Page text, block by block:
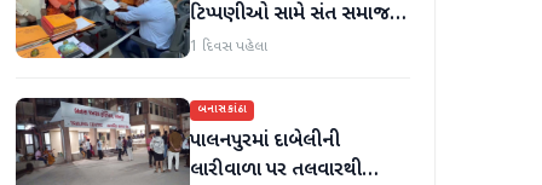
ટિપ્પણીઓ સામે સંત સમાજમાં
રોષ: પાલનપુરમાં VHP સાથે
આવેદનપત્ર આપ્યું
1 દિવસ પહેલા
બનાસકાંઠા
પાલનપુરમાં દાબેલીની
લારીવાળા પર તલવારથી